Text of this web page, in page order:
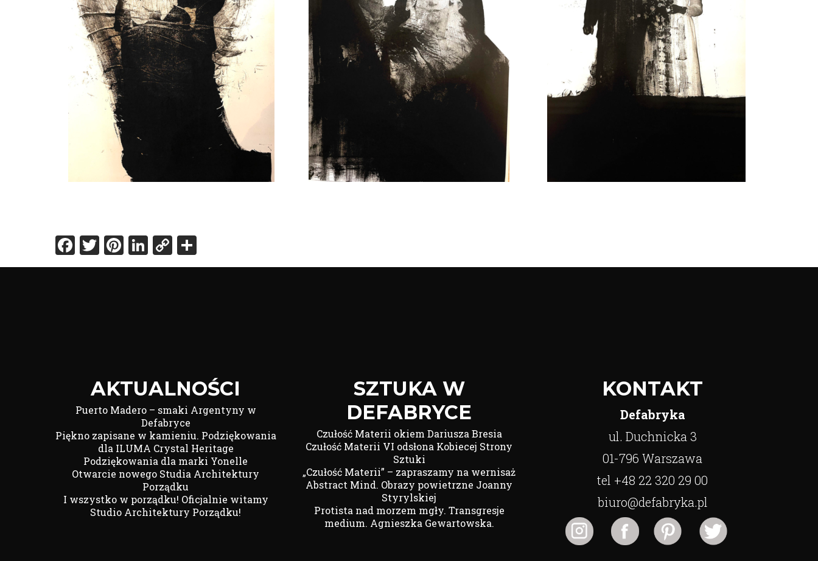
Facebook
Twitter
Pinterest
LinkedIn
Copy
Link
AKTUALNOŚCI
Puerto Madero – smaki Argentyny w
Defabryce
Piękno zapisane w kamieniu. Podziękowania
dla ILUMA Crystal Heritage
Podziękowania dla marki Yonelle
Otwarcie nowego Studia Architektury
Porządku
I wszystko w porządku! Oficjalnie witamy
Studio Architektury Porządku!
SZTUKA W
DEFABRYCE
Czułość Materii okiem Dariusza Bresia
Czułość Materii VI odsłona Kobiecej Strony
Sztuki
„Czułość Materii” – zapraszamy na wernisaż
Abstract Mind. Obrazy powietrzne Joanny
Styrylskiej
Protista nad morzem mgły. Transgresje
medium. Agnieszka Gewartowska.
KONTAKT
Defabryka
ul. Duchnicka 3
01-796 Warszawa
tel +48 22 320 29 00
biuro@defabryka.pl